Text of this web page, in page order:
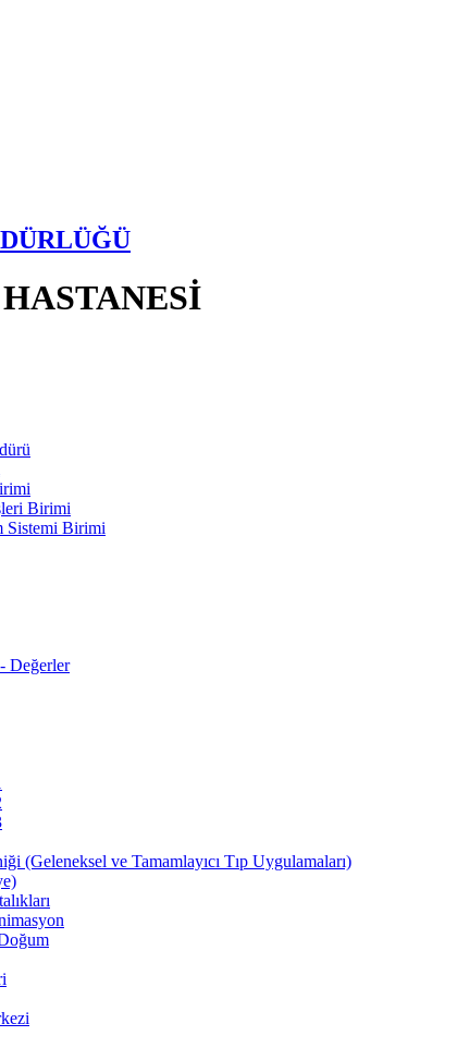
Birimi
Sistemi Birimi
Değerler
(Geleneksel ve Tamamlayıcı Tıp Uygulamaları)